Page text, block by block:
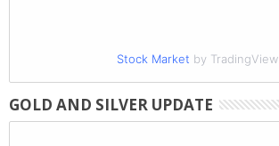
Stock Market by TradingView
GOLD AND SILVER UPDATE